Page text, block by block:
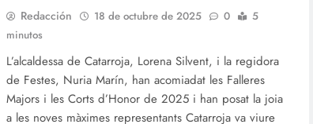
Redacción 18 de octubre de 2025 0
5
minutos
L’alcaldessa de Catarroja, Lorena Silvent, i la regidora
de Festes, Nuria Marín, han acomiadat les Falleres
Majors i les Corts d’Honor de 2025 i han posat la joia
a les noves màximes representants Catarroja va viure